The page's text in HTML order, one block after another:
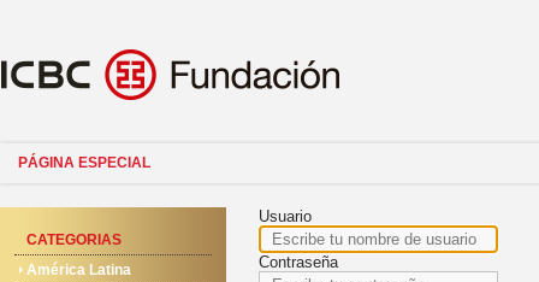
PÁGINA ESPECIAL
CATEGORIAS
América Latina
Usuario
Contraseña